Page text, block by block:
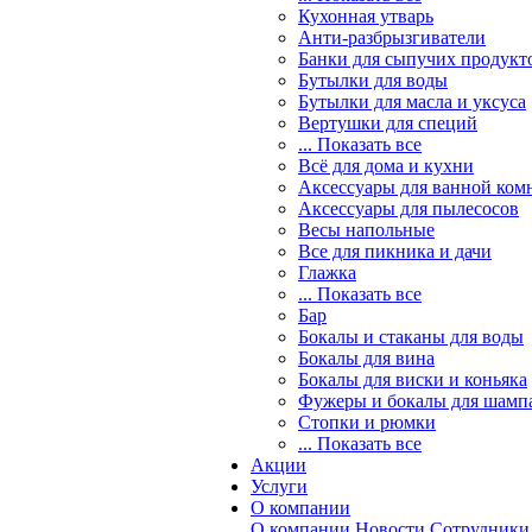
Кухонная утварь
Анти-разбрызгиватели
Банки для сыпучих
Бутылки для воды
Бутылки для масла и уксуса
Вертушки для специй
... Показать все
Всё для дома и кухни
Аксессуары для ванной
Аксессуары для пылесосов
Весы напольные
Все для пикника и дачи
Глажка
... Показать все
Бар
Бокалы и стаканы для воды
Бокалы для вина
Бокалы для виски и коньяка
Фужеры и бокалы для
Стопки и рюмки
... Показать все
Акции
Услуги
О компании